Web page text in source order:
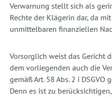
Verwarnung stellt sich als
Rechte der Klägerin dar, da
unmittelbaren finanziellen
Vorsorglich weist das Gericht
dem vorliegenden auch die
gemäß Art. 58 Abs. 2 i
Denn es ist zu